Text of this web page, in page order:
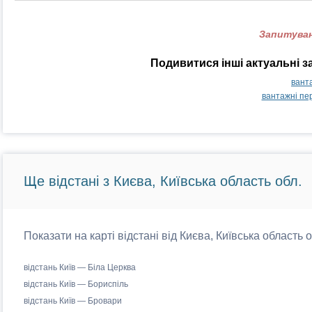
Подивитися інші актуальні
вантажні
Ще відстані з Києва, Київська область обл.
Показати на карті відстані від Києва, Київська
відстань Київ — Біла Церква
відстань Київ — Бориспіль
відстань Київ — Бровари